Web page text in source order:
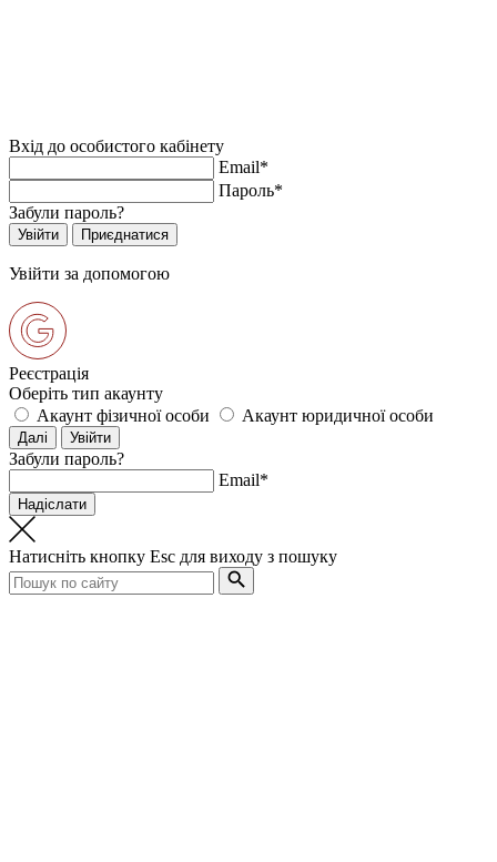
Вхід до особистого кабінету
Email*
Пароль*
Забули пароль?
Увійти за допомогою
Реєстрація
Оберіть тип акаунту
Акаунт фізичної особи
Акаунт юридичної особи
Забули пароль?
Email*
Натисніть кнопку Esc для виходу з пошуку